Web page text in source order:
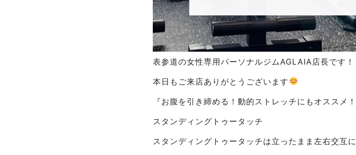
表参道の女性専用パーソナルジムAGLAIA店長です！
本日もご来店ありがとうございます
『お腹を引き締める！動的ストレッチにもオススメ！
スタンディングトゥータッチ
スタンディングトゥータッチは立ったまま左右交互